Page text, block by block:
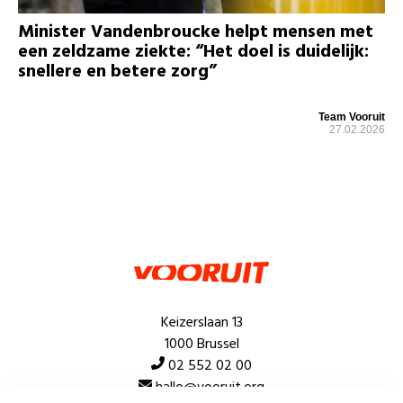
Minister Vandenbroucke helpt mensen met
een zeldzame ziekte: “Het doel is duidelijk:
snellere en betere zorg”
Team Vooruit
27.02.2026
Keizerslaan 13
1000 Brussel
02 552 02 00
hallo@vooruit.org